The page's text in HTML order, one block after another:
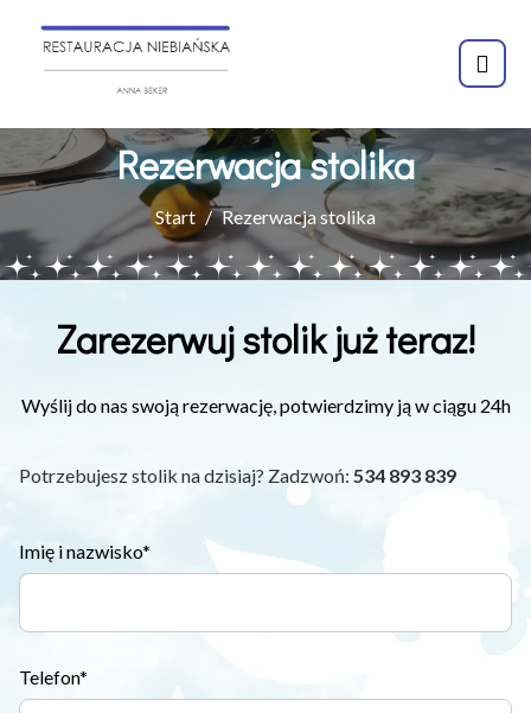
Rezerwacja stolika
Start Rezerwacja stolika
Zarezerwuj stolik już teraz!
Wyślij do nas swoją rezerwację, potwierdzimy ją w ciągu 24h
Potrzebujesz stolik na dzisiaj? Zadzwoń: 534 893 839
Imię i nazwisko*
Telefon*